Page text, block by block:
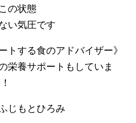
の状態
い気圧です
トする食のアドバイザー》
栄養サポートもしていま
じもとひろみ